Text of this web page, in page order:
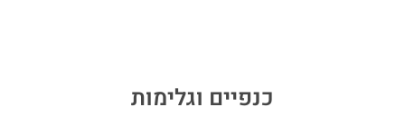
כנפיים וגלימות